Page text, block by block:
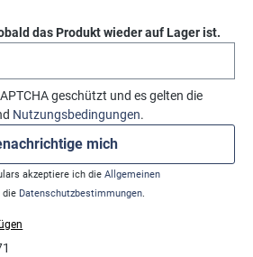
das Produkt wieder auf Lager ist.
geschützt und es gelten die
Nutzungsbedingungen.
mich
akzeptiere ich die Allgemeinen
die Datenschutzbestimmungen.